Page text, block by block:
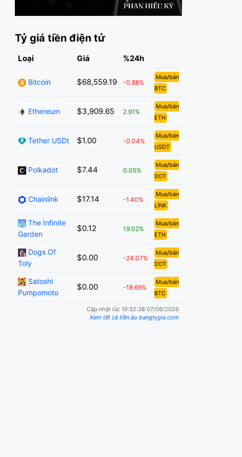
Tỷ giá tiền điện tử
Loại Giá %24h
Bitcoin $68,559.19 -0.88%
Mua/bán
BTC
Ethereum $3,909.65 2.91%
Mua/bán
ETH
Tether USDt $1.00 -0.04%
Mua/bán
USDT
Polkadot $7.44 0.05%
Mua/bán
DOT
Chainlink $17.14 -1.40%
Mua/bán
LINK
The Infinite
Garden
$0.12 19.02%
Mua/bán
ETH
Dogs Of
Toly
$0.00 -24.07%
Mua/bán
DOT
Satoshi
Pumpomoto
$0.00 -18.69%
Mua/bán
BTC
Cập nhật lúc 19:32:38 07/08/2026
Xem tất cả tiền ảo bangtygia.com